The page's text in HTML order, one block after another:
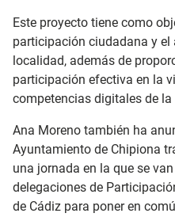
Este proyecto tiene como
participación ciudadana y
localidad, además de
participación efectiva en la
competencias digitales de
Ana Moreno también ha
Ayuntamiento de Chipiona
una jornada en la que se
delegaciones de
de Cádiz para poner en